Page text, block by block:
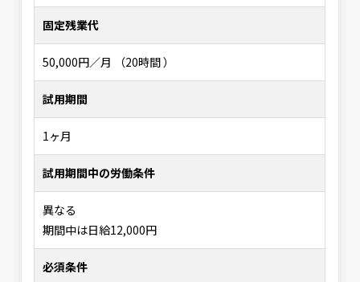
固定残業代
50,000円／月 （20時間 ）
試用期間
1ヶ月
試用期間中の労働条件
異なる
期間中は日給12,000円
必須条件